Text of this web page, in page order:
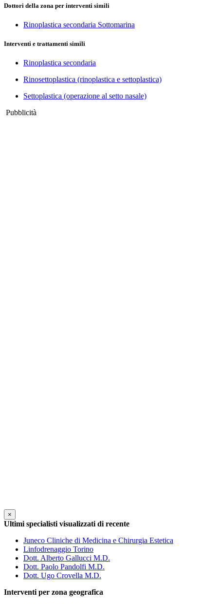
Dottori della zona per interventi simili
Rinoplastica secondaria Sottomarina
Interventi e trattamenti simili
Rinoplastica secondaria
Rinosettoplastica (rinoplastica e settoplastica)
Settoplastica (operazione al setto nasale)
Pubblicità
×
Ultimi specialisti visualizzati di recente
Juneco Cliniche di Medicina e Chirurgia Estetica
Linfodrenaggio Torino
Dott. Alberto Gallucci M.D.
Dott. Paolo Pandolfi M.D.
Dott. Ugo Crovella M.D.
Interventi per zona geografica